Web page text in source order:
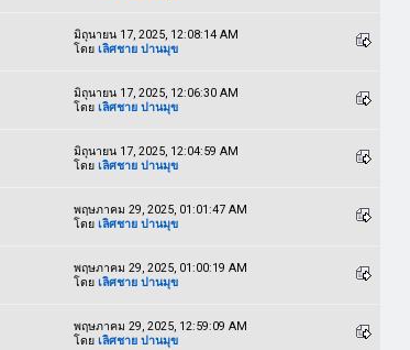
มิถุนายน 17, 2025, 12:08:14 AM
โดย เลิศชาย ปานมุข
มิถุนายน 17, 2025, 12:06:30 AM
โดย เลิศชาย ปานมุข
มิถุนายน 17, 2025, 12:04:59 AM
โดย เลิศชาย ปานมุข
พฤษภาคม 29, 2025, 01:01:47 AM
โดย เลิศชาย ปานมุข
พฤษภาคม 29, 2025, 01:00:19 AM
โดย เลิศชาย ปานมุข
พฤษภาคม 29, 2025, 12:59:09 AM
โดย เลิศชาย ปานมุข